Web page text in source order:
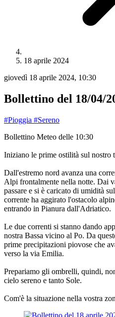
18 aprile 2024
giovedì 18 aprile 2024, 10:30
Bollettino del 18/04/
#Pioggia #Sereno
Bollettino Meteo delle 10:30
Iniziano le prime ostilità sul nostro
Dall'estremo nord avanza una
Alpi frontalmente nella notte. Dai
passare e si è caricato di umidità
corrente ha aggirato l'ostacolo
entrando in Pianura dall'Adriatico.
Le due correnti si stanno dando
nostra Bassa vicino al Po. Da
prime precipitazioni piovose che
verso la via Emilia.
Prepariamo gli ombrelli, quindi,
cielo sereno e tanto Sole.
Com'è la situazione nella vostra